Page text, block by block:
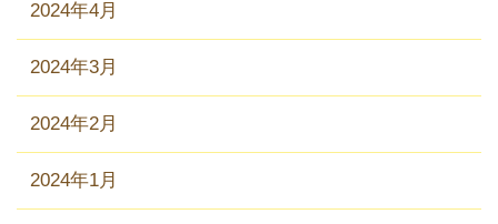
2024年4月
2024年3月
2024年2月
2024年1月